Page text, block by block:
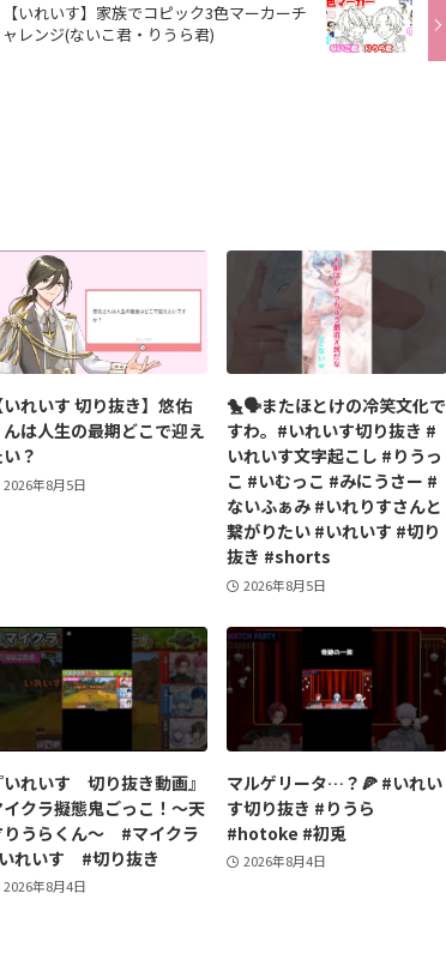
【いれいす】家族でコピック3色マーカーチ
ャレンジ(ないこ君・りうら君)
いれいす 切り抜き】悠佑
んは人生の最期どこで迎え
？
2026年8月5日
🐤🗣️またほとけの冷笑文化で
すわ。#いれいす切り抜き #
いれいす文字起こし #りうっ
こ #いむっこ #みにうさー #
ないふぁみ #いれりすさんと
繋がりたい #いれいす #切り
抜き #shorts
2026年8月5日
いれいす 切り抜き動画』
イクラ擬態鬼ごっこ！〜天
りうらくん〜 #マイクラ
れいす #切り抜き
2026年8月4日
マルゲリータ…？🍕 #いれい
す切り抜き #りうら
#hotoke #初兎
2026年8月4日